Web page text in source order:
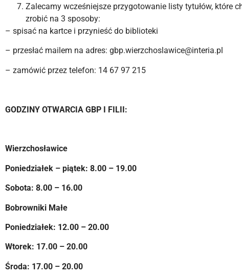
Zalecamy wcześniejsze przygotowanie listy tytułów, które
zrobić na 3 sposoby:
– spisać na kartce i przynieść do biblioteki
– przesłać mailem na adres: gbp.wierzchoslawice@interia.pl
– zamówić przez telefon: 14 67 97 215
GODZINY OTWARCIA GBP I FILII:
Wierzchosławice
Poniedziałek – piątek: 8.00 – 19.00
Sobota: 8.00 – 16.00
Bobrowniki Małe
Poniedziałek: 12.00 – 20.00
Wtorek: 17.00 – 20.00
Środa: 17.00 – 20.00